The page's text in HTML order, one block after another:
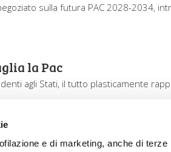
e di marketing, anche di
sulla futura PAC 2028-2034,
la Pac
agli Stati, il tutto plasticamente